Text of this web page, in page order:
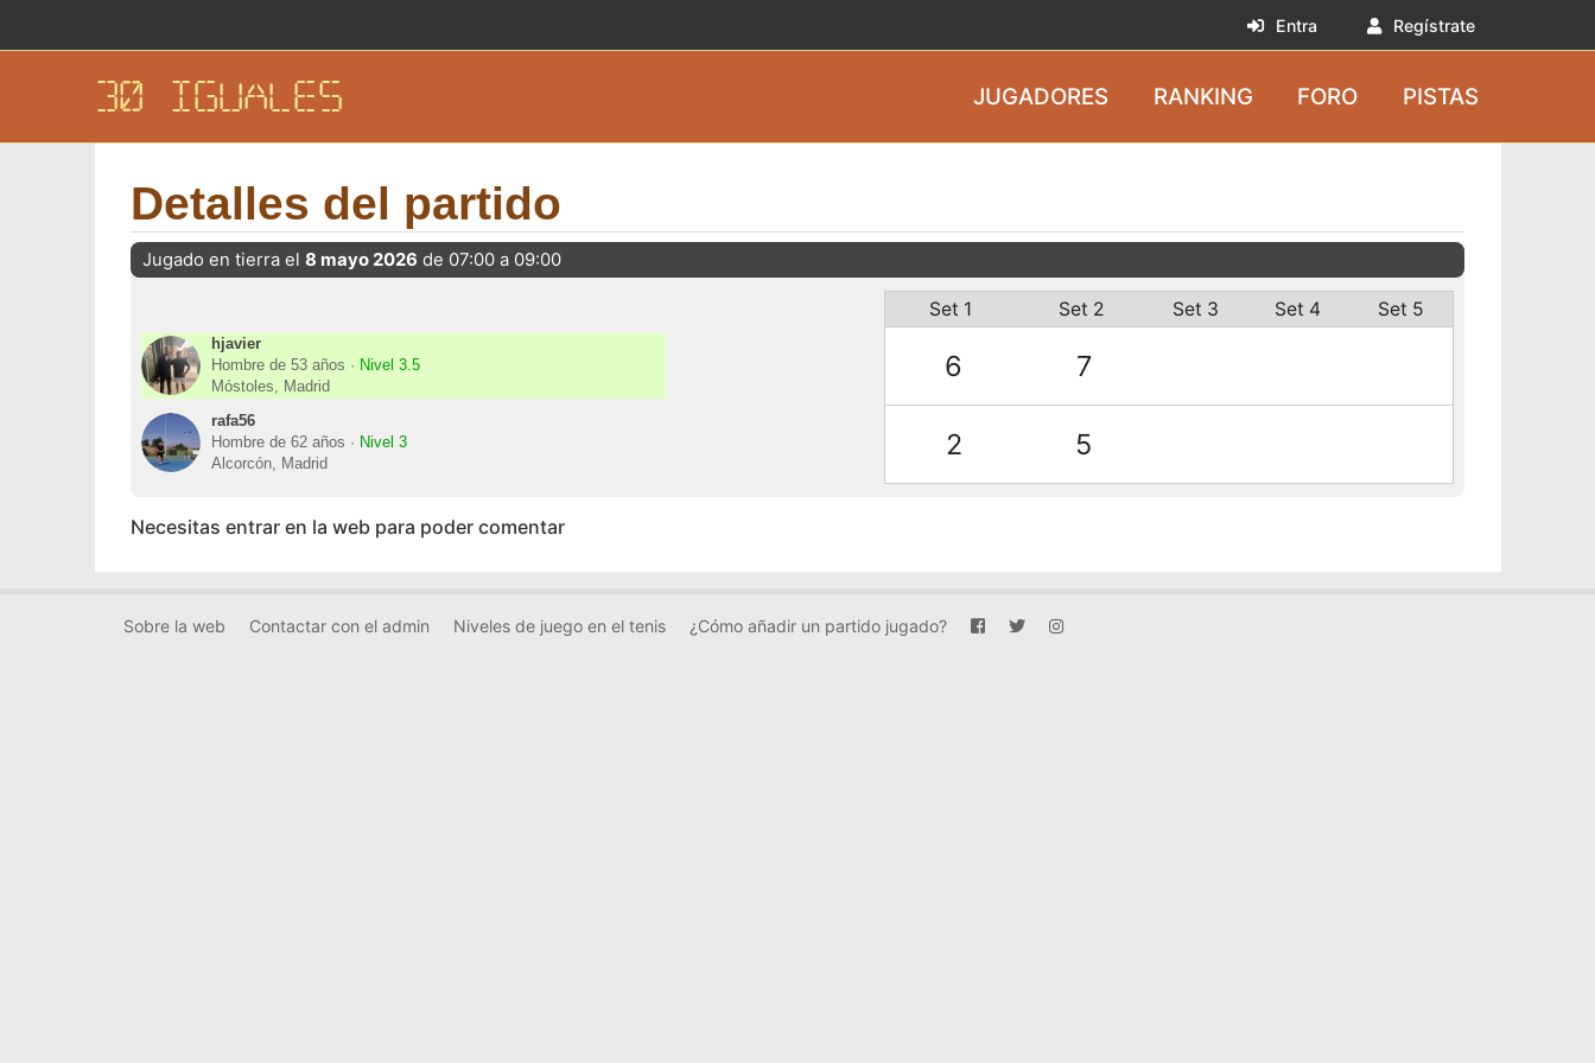
Entra Regístrate
30 IGUALES JUGADORES RANKING FORO PISTAS
Detalles del partido
Jugado en tierra el8 mayo 2026 de 07:00 a 09:00
hjavier
Hombre de 53 años · Nivel 3.5
Móstoles, Madrid
rafa56
Hombre de 62 años · Nivel 3
Alcorcón, Madrid
Set 1 Set 2 Set 3 Set 4 Set 5
6 7
2 5
Necesitas entrar en la web para poder comentar
Sobre la web Contactar con el admin Niveles de juego en el tenis ¿Cómo añadir un partido jugado?